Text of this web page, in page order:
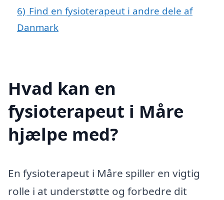
6) Find en fysioterapeut i andre dele af
Danmark
Hvad kan en
fysioterapeut i Måre
hjælpe med?
En fysioterapeut i Måre spiller en vigtig
rolle i at understøtte og forbedre dit